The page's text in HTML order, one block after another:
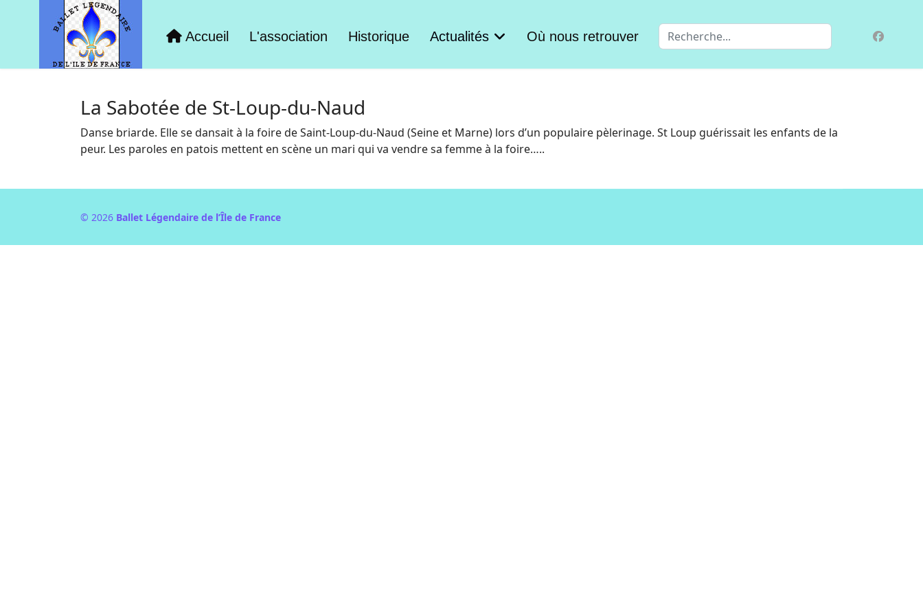
Accueil L'association Historique Actualités Où nous retrouver Valider
La Sabotée de St-Loup-du-Naud
Danse briarde. Elle se dansait à la foire de Saint-Loup-du-Naud (Seine et Marne) lors d’un populaire pèlerinage. St Loup guérissait les enfants de la
peur. Les paroles en patois mettent en scène un mari qui va vendre sa femme à la foire…..
© 2026 Ballet Légendaire de l’Île de France